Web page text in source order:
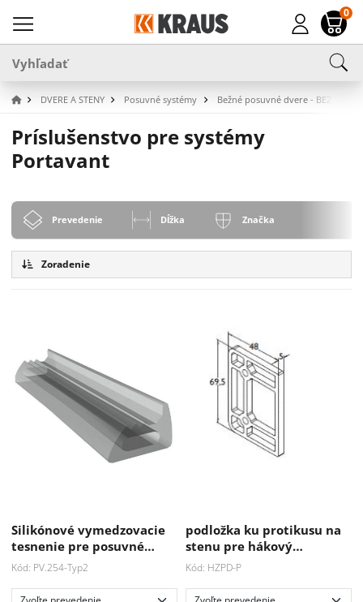
0
DVERE A STENY Posuvné systémy Bežné posuvné dvere - BEZ SKLA
Príslušenstvo pre systémy
Portavant
Prevedenie Dĺžka Značka
Zoradenie
Silikónové vymedzovacie
tesnenie pre posuvné…
Kód: PV.254-Typ2
podložka ku protikusu na
stenu pre hákový…
Kód: HZPD-P